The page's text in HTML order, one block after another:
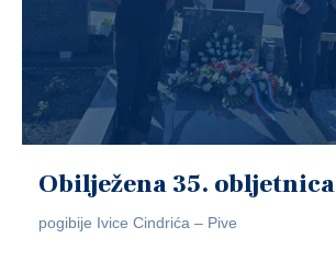
Obilježena 35. obljetnica
pogibije Ivice Cindrića – Pive